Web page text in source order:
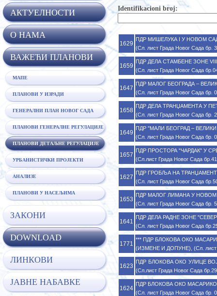
Identifikacioni broj:
1629
ПДР МИШЕЛУКА I У НОВОМ
(Сл. лист Града Новог Сада бр.
1659
ПДР ДЕЛА СТАМБЕНЕ ЗОНЕ
(Сл. лист Града Новог Сада
1647
ПДР МАЛОГ БЕОГРАДА –
(Сл. лист Града Новог Сада бр.
1658
ПДР ДЕЛА ТРАНЏАМЕНТА У
(Сл. лист Града Новог Сада бр.
1649
ПДР "МАЛИ БЕОГРАД –
(Сл. лист Града Новог Сада бр.
1657
ПДР ПРОСТОРА "ЧАРДАК" У
(Сл.лист Града Новог Сада
1627
ПДР ГРОБЉА НА
(Сл. лист Града Новог Сада
1653
ПДР МАЛОГ ЛИМАНА У НОВОМ
(Сл. лист Града Новог Сада бр.
1641
ПДР ДЕЛА РАДНЕ ЗОНЕ
(Сл. лист Града Новог Сада
1771
*** ПДР БЛОКОВА ОКО
(ИЗМЕНE И ДОПУНE), (Сл. лист
1623
ПДР БЛОКОВА ОКО УЛИЦЕ
(Сл.лист Града Новог Сада
1624
ПДР БЛОКОВА ОКО
(Сл. лист Града Новог Сада бр.
АКТУЕЛНОСТИ
O НАМА
ВАЖЕЋИ ПЛАНОВИ
МАПЕ
ПЛАНОВИ У ИЗРАДИ
ГЕНЕРАЛНИ ПЛАН НОВОГ САДА
ПЛАНОВИ ГЕНЕРАЛНЕ РЕГУЛАЦИЈЕ
ПЛАНОВИ ДЕТАЉНЕ РЕГУЛАЦИЈЕ
УРБАНИСТИЧКИ ПРОЈЕКТИ
АНАЛИЗЕ
ПЛАНОВИ У НАСЕЉИМА
ЗАКОНИ
DOWNLOAD
ЛИНКОВИ
ЈАВНЕ НАБАВКЕ